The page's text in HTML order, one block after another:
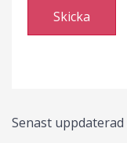
Skicka
Senast uppdaterad